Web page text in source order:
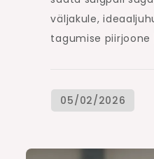
väljakule,
tagumise piirjoone